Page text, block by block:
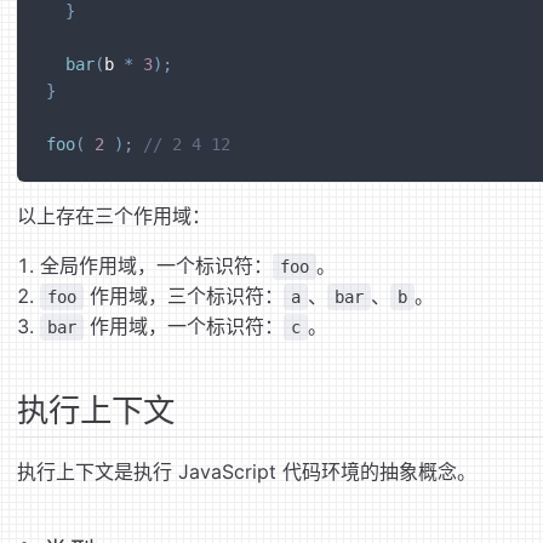
}
bar( b * 3) ;
}
foo( 2 ) ; // 2 4 12
以上存在三个作用域：
全局作用域，一个标识符： foo 。
foo 作用域，三个标识符： a 、 bar 、 b 。
bar 作用域，一个标识符： c 。
执行上下文
执行上下文是执行 JavaScript 代码环境的抽象概念。